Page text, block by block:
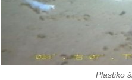
Plastiko